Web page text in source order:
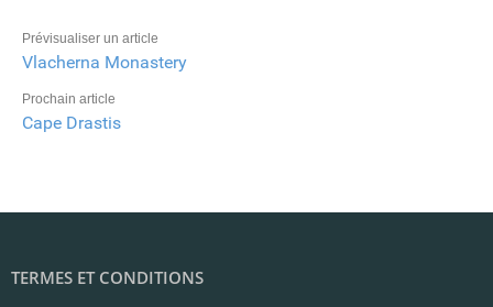
Prévisualiser un article
Vlacherna Monastery
Prochain article
Cape Drastis
TERMES ET CONDITIONS